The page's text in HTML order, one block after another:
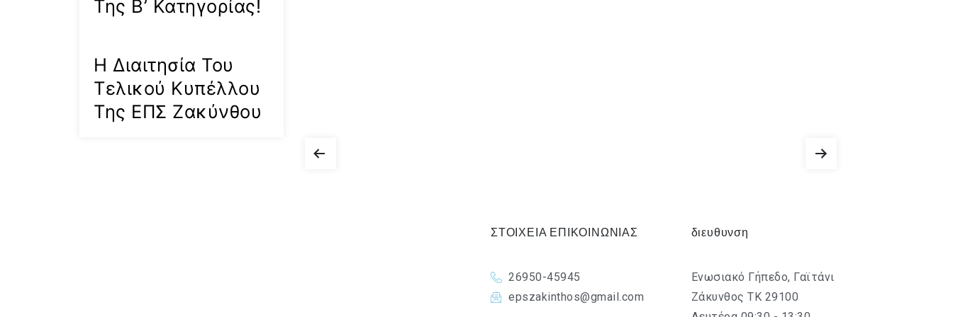
Της Β’ Κατηγορίας!
Η Διαιτησία Του
Τελικού Κυπέλλου
Της ΕΠΣ Ζακύνθου
ΣΤΟΙΧΕΙΑ ΕΠΙΚΟΙΝΩΝΙΑΣ
26950-45945
epszakinthos@gmail.com
διευθυνση
Ενωσιακό Γήπεδο, Γαϊτάνι
Ζάκυνθος ΤΚ 29100